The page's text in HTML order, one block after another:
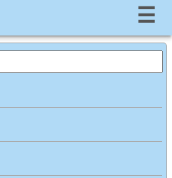
☰